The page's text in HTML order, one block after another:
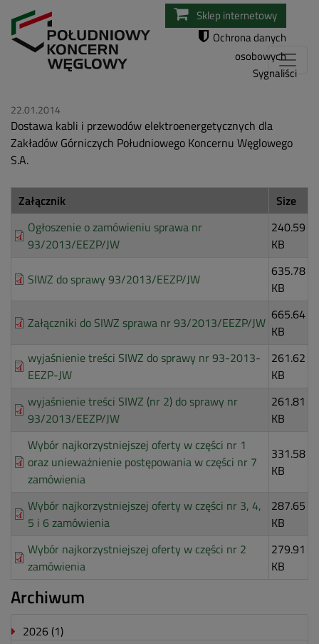
Przejdź
do
Sklep internetowy
Ochrona danych
osobowych
Sygnaliści
22.01.2014
Dostawa kabli i przewodów elektroenergetycznych dla
Zakładów Górniczych Południowego Koncernu Węglowego
S.A.
Załącznik
Size
Ogłoszenie o zamówieniu sprawa nr
93/2013/EEZP/JW
240.59
KB
SIWZ do sprawy 93/2013/EEZP/JW
635.78
KB
Załączniki do SIWZ sprawa nr 93/2013/EEZP/JW 665.64
KB
wyjaśnienie treści SIWZ do sprawy nr 93-2013-
EEZP-JW
261.62
KB
wyjaśnienie treści SIWZ (nr 2) do sprawy nr
93/2013/EEZP/JW
261.81
KB
Wybór najkorzystniejszej oferty w części nr 1
oraz unieważnienie postępowania w części nr 7
zamówienia
331.58
KB
Wybór najkorzystniejszej oferty w części nr 3, 4,
5 i 6 zamówienia
287.65
KB
Wybór najkorzystniejszej oferty w części nr 2
zamówienia
279.91
KB
Archiwum
2026 (1)